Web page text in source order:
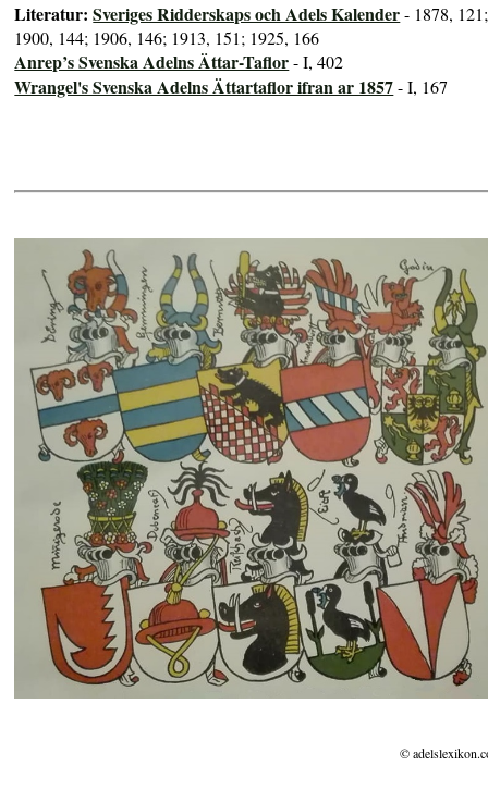
Literatur:Sveriges Ridderskaps och Adels Kalender- 1878, 121;
1900, 144; 1906, 146; 1913, 151; 1925, 166
Anrep’s Svenska Adelns Ättar-Taflor- I, 402
Wrangel's Svenska Adelns Ättartaflor ifran ar 1857- I, 167
©